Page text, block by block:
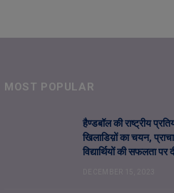
MOST POPULAR
हैण्डबॉल की राष्ट्रीय
खिलाडिय़ों का चयन,
विद्यार्थियों की सफलता पर